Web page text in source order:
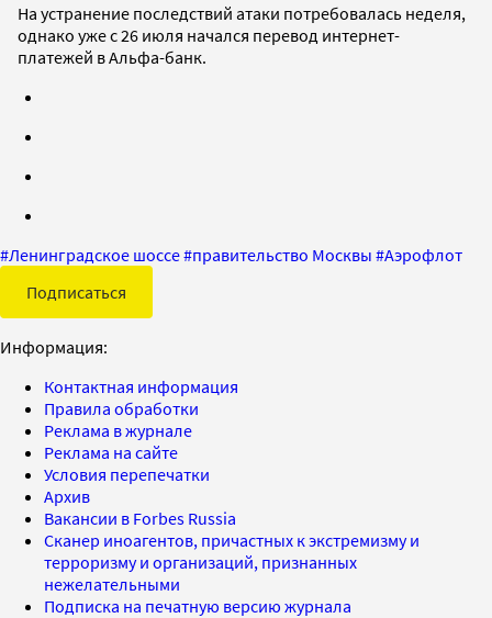
На устранение последствий атаки потребовалась неделя,
однако уже с 26 июля начался перевод интернет-
платежей в Альфа-банк.
#Ленинградское шоссе#правительство Москвы #Аэрофлот
Подписаться
Информация:
Контактная информация
Правила обработки
Реклама в журнале
Реклама на сайте
Условия перепечатки
Архив
Вакансии в Forbes Russia
Сканер иноагентов, причастных к экстремизму и
терроризму и организаций, признанных
нежелательными
Подписка на печатную версию журнала